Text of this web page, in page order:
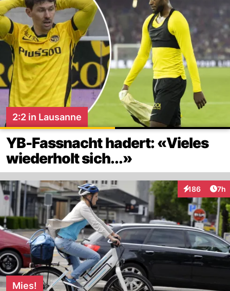
2:2 in Lausanne
YB-Fassnacht hadert: «Vieles
wiederholt sich...»
186
Interaktionen
7h
Mies!